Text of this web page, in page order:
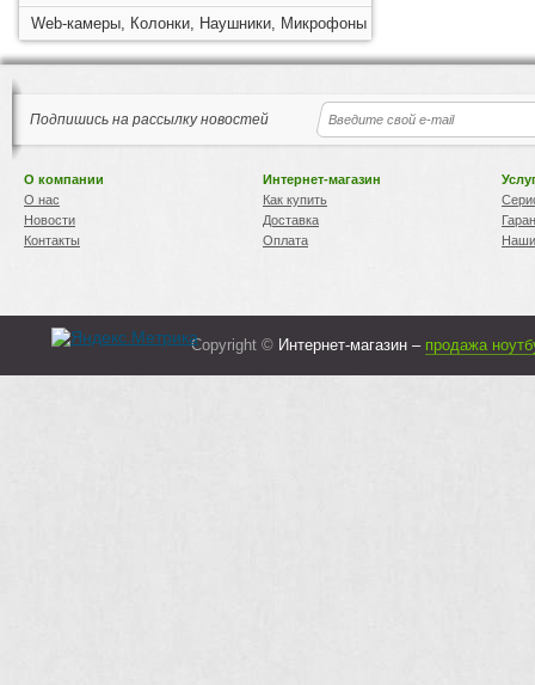
Web-камеры, Колонки, Наушники, Микрофоны
Подпишись на рассылку новостей
О компании
О нас
Новости
Контакты
Интернет-магазин
Как купить
Доставка
Оплата
Copyright © Интернет-магазин – продажа